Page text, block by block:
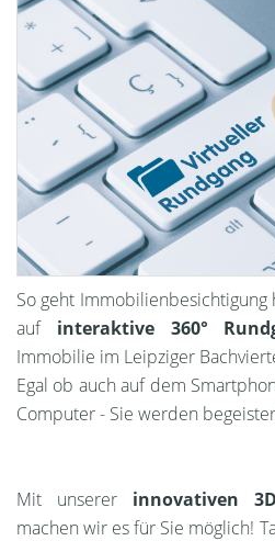
So geht Immobilienbesichtigung
auf interaktive 360°
Immobilie im Leipziger
Egal ob auch auf dem
Computer - Sie werden
Mit unserer innovativen
machen wir es für Sie möglich!